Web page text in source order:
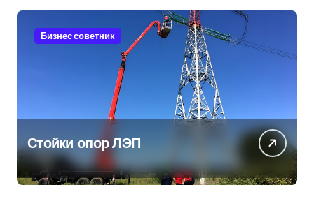
Бизнес советник
Стойки опор ЛЭП